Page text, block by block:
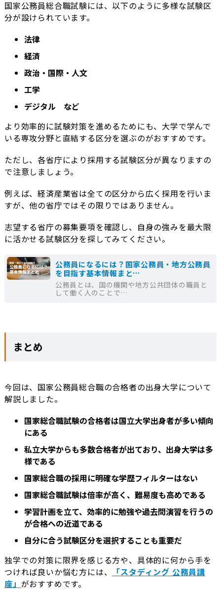
国家公務員総合職試験には、以下のように多様な試験区
分が設けられています。
法律
経済
政治・国際・人文
工学
デジタル など
より効率的に試験対策を進めるためにも、大学で学んで
いる専攻分野と直結する区分を選ぶのがおすすめです。
ただし、各省庁により採用する試験区分が異なりますの
で注意しましょう。
例えば、経済産業省は全ての区分から広く採用を行いま
すが、他の省庁ではその限りではありません。
志望する省庁の募集要項を確認し、自身の強みを最大限
に活かせる試験区分を探してみてください。
公務員になるには？国家公務員・地方公務員
を目指す基本情報まと…
公務員とは、国の機関や地方公共団体の職員と
して働く人のことで…
まとめ
今回は、国家公務員総合職の合格者の出身大学について
解説しました。
国家総合職試験の合格者は国立大学出身者が多い傾向
にある
私立大学からも多数合格者が出ており、出身大学は多
様である
国家総合職の採用に明確な学歴フィルターはない
国家総合職試験は倍率が高く、難易度も高めである
学習計画を立て、効率的に勉強や過去問演習を行うの
が合格への近道である
自分に合う試験区分を選択することも重要だ
独学での対策に限界を感じる方や、具体的に何から手を
つければ良いか悩む方には、
「スタディング 公務員講
座」 がおすすめです。